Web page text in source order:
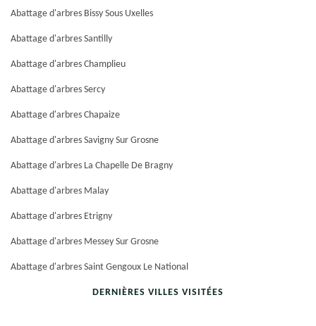
Abattage d'arbres Bissy Sous Uxelles
Abattage d'arbres Santilly
Abattage d'arbres Champlieu
Abattage d'arbres Sercy
Abattage d'arbres Chapaize
Abattage d'arbres Savigny Sur Grosne
Abattage d'arbres La Chapelle De Bragny
Abattage d'arbres Malay
Abattage d'arbres Etrigny
Abattage d'arbres Messey Sur Grosne
Abattage d'arbres Saint Gengoux Le National
DERNIÈRES VILLES VISITÉES